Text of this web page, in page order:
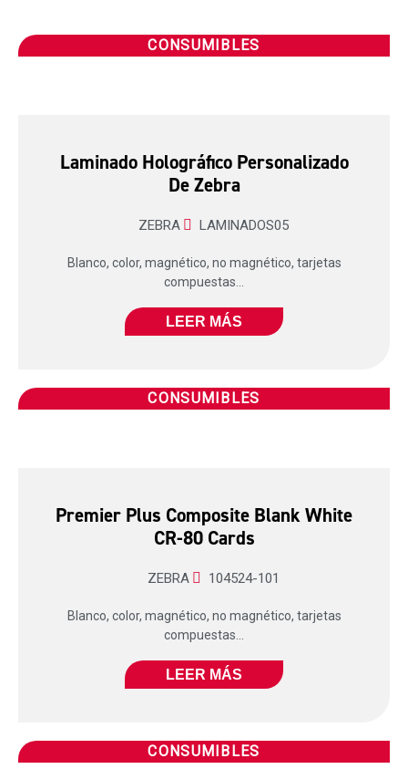
CONSUMIBLES
Laminado Holográfico Personalizado
De Zebra
ZEBRA LAMINADOS05
Blanco, color, magnético, no magnético, tarjetas
compuestas...
LEER MÁS
CONSUMIBLES
Premier Plus Composite Blank White
CR-80 Cards
ZEBRA 104524-101
Blanco, color, magnético, no magnético, tarjetas
compuestas...
LEER MÁS
CONSUMIBLES